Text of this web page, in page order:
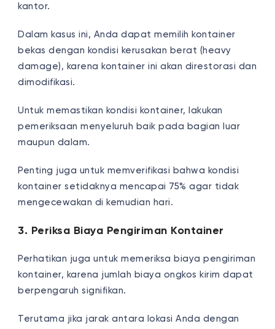
kantor.
Dalam kasus ini, Anda dapat memilih kontainer
bekas dengan kondisi kerusakan berat (heavy
damage), karena kontainer ini akan direstorasi dan
dimodifikasi.
Untuk memastikan kondisi kontainer, lakukan
pemeriksaan menyeluruh baik pada bagian luar
maupun dalam.
Penting juga untuk memverifikasi bahwa kondisi
kontainer setidaknya mencapai 75% agar tidak
mengecewakan di kemudian hari.
3. Periksa Biaya Pengiriman Kontainer
Perhatikan juga untuk memeriksa biaya pengiriman
kontainer, karena jumlah biaya ongkos kirim dapat
berpengaruh signifikan.
Terutama jika jarak antara lokasi Anda dengan